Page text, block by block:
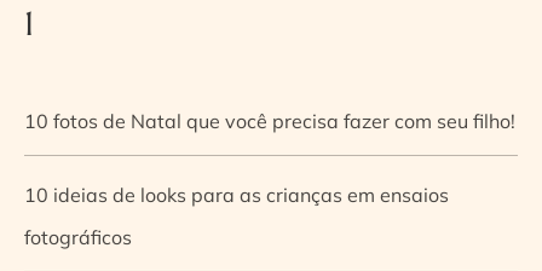
1
10 fotos de Natal que você precisa fazer com seu filho!
10 ideias de looks para as crianças em ensaios
fotográficos